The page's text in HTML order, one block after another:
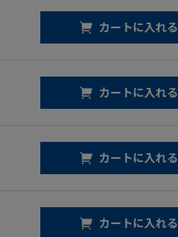
カートに入れる
カートに入れる
カートに入れる
カートに入れる